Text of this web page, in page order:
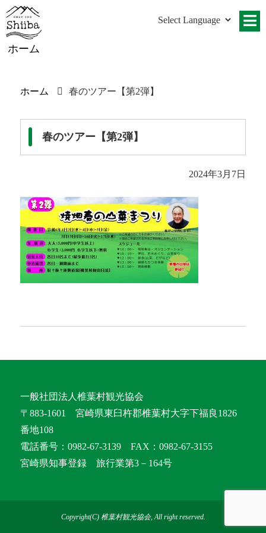
ホーム
ホーム 春のツアー【第2弾】
春のツアー【第2弾】
2024年3月7日
一般社団法人椎葉村観光協会
〒883-1601 宮崎県東臼杵郡椎葉村大字下福良1826
番地108
電話番号：0982-67-3139 FAX：0982-67-3155
宮崎県知事登録 旅行業第3－164号
Copyright(C) 椎葉村観光協会, All right reserved.